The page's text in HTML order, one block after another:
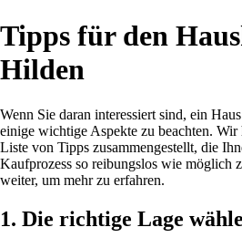
Tipps für den
Hilden
Wenn Sie daran interessiert sind, ein
einige wichtige Aspekte zu beachten. Wir
Liste von Tipps zusammengestellt, die
Kaufprozess so reibungslos wie möglich
weiter, um mehr zu erfahren.
1. Die richtige Lage